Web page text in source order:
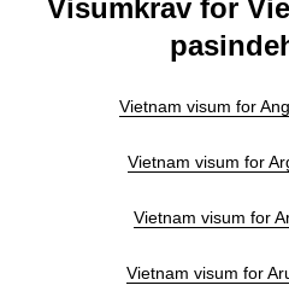
Visumkrav for
Vietnam visum for
Vietnam visum for
Vietnam visum for
Vietnam visum for